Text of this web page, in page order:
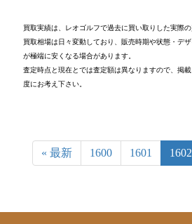
買取実績は、レオゴルフで過去に買い取りした実際
買取相場は日々変動しており、販売時期や状態・デ
が極端に安くなる場合があります。
査定時点と現在とでは査定額は異なりますので、掲
度にお考え下さい。
« 最新 1600 1601 1602